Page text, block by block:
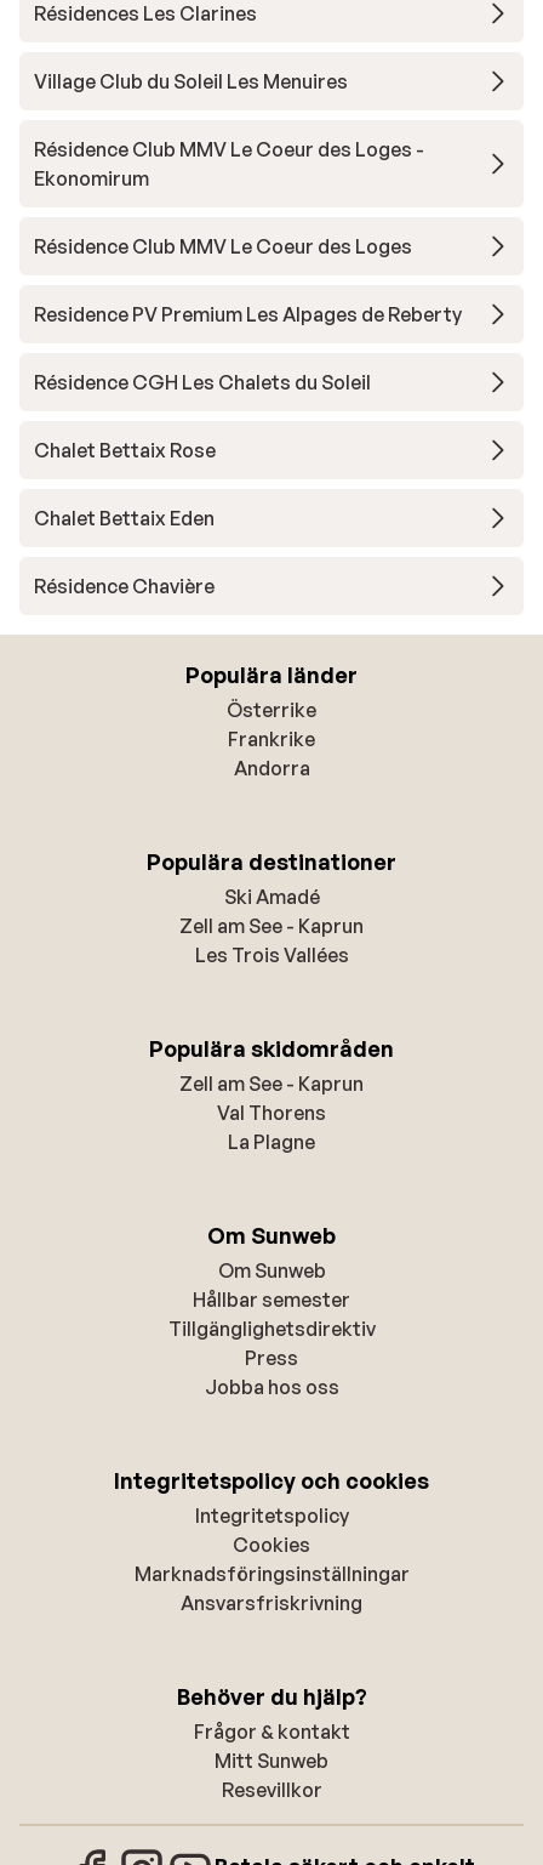
Résidences Les Clarines
Village Club du Soleil Les Menuires
Résidence Club MMV Le Coeur des Loges -
Ekonomirum
Résidence Club MMV Le Coeur des Loges
Residence PV Premium Les Alpages de Reberty
Résidence CGH Les Chalets du Soleil
Chalet Bettaix Rose
Chalet Bettaix Eden
Résidence Chavière
Populära länder
Österrike
Frankrike
Andorra
Populära destinationer
Ski Amadé
Zell am See - Kaprun
Les Trois Vallées
Populära skidområden
Zell am See - Kaprun
Val Thorens
La Plagne
Om Sunweb
Om Sunweb
Hållbar semester
Tillgänglighetsdirektiv
Press
Jobba hos oss
Integritetspolicy och cookies
Integritetspolicy
Cookies
Marknadsföringsinställningar
Ansvarsfriskrivning
Behöver du hjälp?
Frågor & kontakt
Mitt Sunweb
Resevillkor